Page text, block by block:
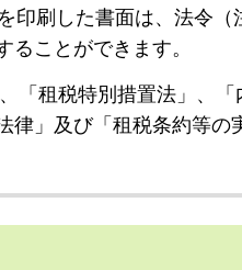
印刷した書面は、法令
ることができます。
、「租税特別措置法」、
律」及び「租税条約等